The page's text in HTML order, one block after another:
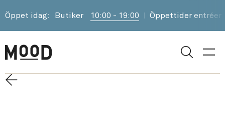
Öppet idag: Butiker 10:00 - 19:00 Öppettider entréer